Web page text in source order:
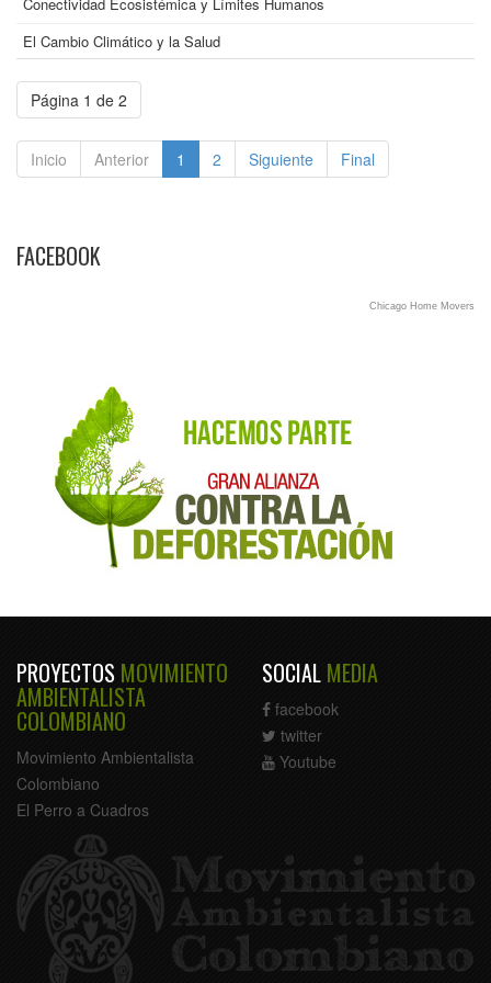
Conectividad Ecosistémica y Límites Humanos
El Cambio Climático y la Salud
Página 1 de 2
Inicio Anterior 1 2 Siguiente Final
FACEBOOK
Chicago Home Movers
PROYECTOS MOVIMIENTO
AMBIENTALISTA
COLOMBIANO
Movimiento Ambientalista
Colombiano
El Perro a Cuadros
SOCIAL MEDIA
facebook
twitter
Youtube